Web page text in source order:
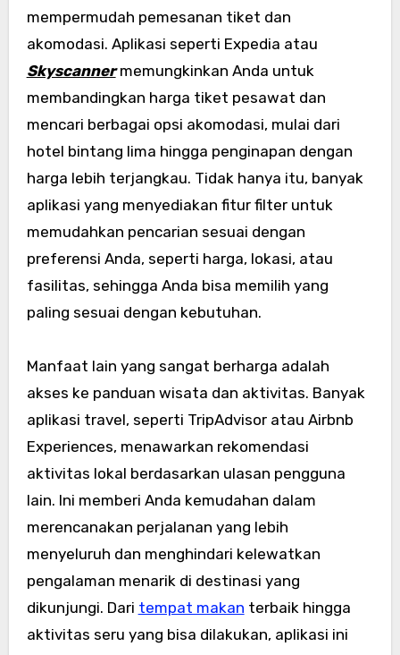
mempermudah pemesanan tiket dan
akomodasi. Aplikasi seperti Expedia atau
Skyscanner memungkinkan Anda untuk
membandingkan harga tiket pesawat dan
mencari berbagai opsi akomodasi, mulai dari
hotel bintang lima hingga penginapan dengan
harga lebih terjangkau. Tidak hanya itu, banyak
aplikasi yang menyediakan fitur filter untuk
memudahkan pencarian sesuai dengan
preferensi Anda, seperti harga, lokasi, atau
fasilitas, sehingga Anda bisa memilih yang
paling sesuai dengan kebutuhan.
Manfaat lain yang sangat berharga adalah
akses ke panduan wisata dan aktivitas. Banyak
aplikasi travel, seperti TripAdvisor atau Airbnb
Experiences, menawarkan rekomendasi
aktivitas lokal berdasarkan ulasan pengguna
lain. Ini memberi Anda kemudahan dalam
merencanakan perjalanan yang lebih
menyeluruh dan menghindari kelewatkan
pengalaman menarik di destinasi yang
dikunjungi. Dari tempat makan terbaik hingga
aktivitas seru yang bisa dilakukan, aplikasi ini